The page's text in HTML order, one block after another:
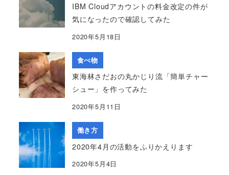
IBM Cloudアカウントの料金改定の件が
気になったので確認してみた
2020年5月18日
食べ物
東海林さだおの丸かじり流「簡単チャー
シュー」を作ってみた
2020年5月11日
働き方
2020年4月の活動をふりかえります
2020年5月4日